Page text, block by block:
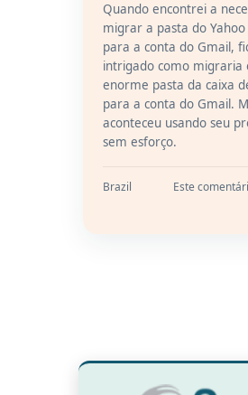
Quando encontrei a
migrar a pasta do
para a conta do Gmail,
intrigado como migraria
enorme pasta da caixa
para a conta do Gmail.
aconteceu usando seu
sem esforço.
Brazil Este